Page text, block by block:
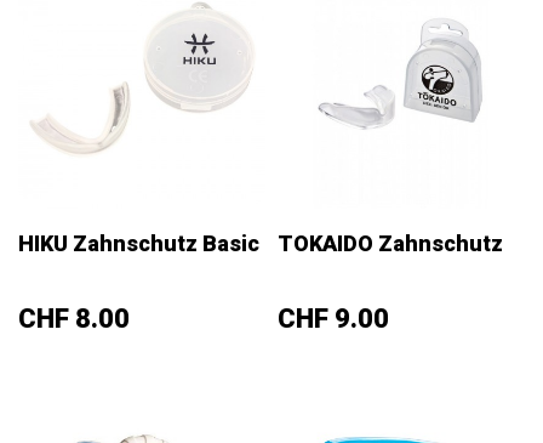
HIKU Zahnschutz Basic
Preis
CHF 8.00
TOKAIDO Zahnschutz
Preis
CHF 9.00